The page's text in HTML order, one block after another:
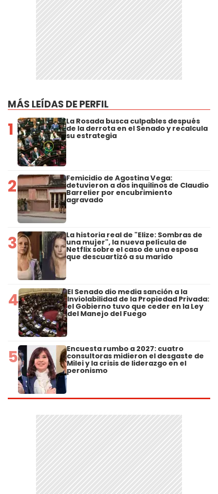
MÁS LEÍDAS DE PERFIL
1 La Rosada busca culpables después
de la derrota en el Senado y recalcula
su estrategia
2 Femicidio de Agostina Vega:
detuvieron a dos inquilinos de Claudio
Barrelier por encubrimiento
agravado
3 La historia real de "Elize: Sombras de
una mujer", la nueva película de
Netflix sobre el caso de una esposa
que descuartizó a su marido
4 El Senado dio media sanción a la
Inviolabilidad de la Propiedad Privada:
el Gobierno tuvo que ceder en la Ley
del Manejo del Fuego
5 Encuesta rumbo a 2027: cuatro
consultoras midieron el desgaste de
Milei y la crisis de liderazgo en el
peronismo